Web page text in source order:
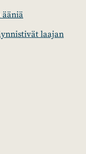
laajan